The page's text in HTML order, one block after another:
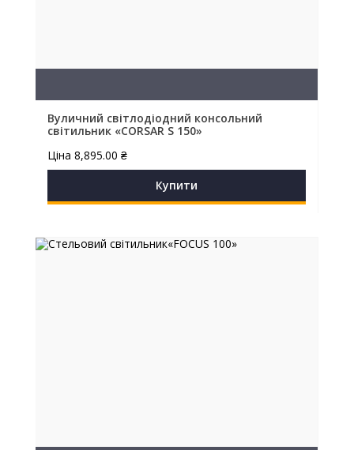
Вуличний світлодіодний консольний
світильник «CORSAR S 150»
Ціна 8,895.00 ₴
Купити